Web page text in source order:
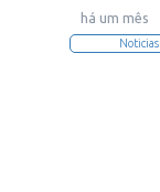
há um mês
Noticias